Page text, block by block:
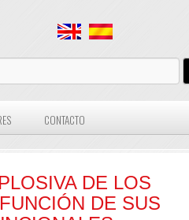
CONTACTO
DE LOS
DE SUS